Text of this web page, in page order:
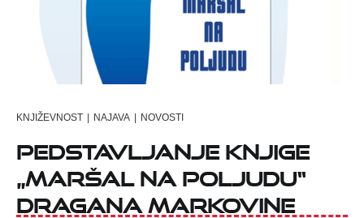
KNJIŽEVNOST | NAJAVA | NOVOSTI
Pedstavljanje knjige
„Maršal na Poljudu“
Dragana Markovine